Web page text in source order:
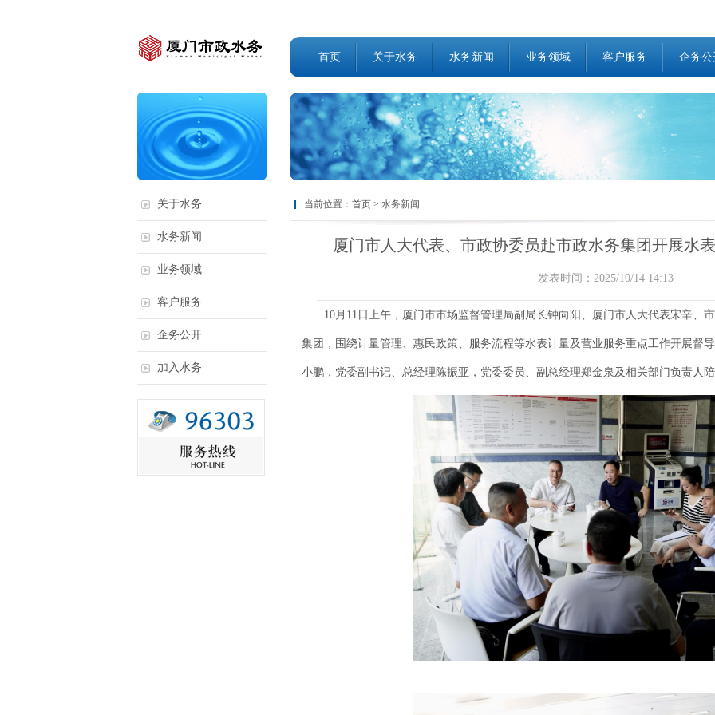
首页 关于水务 水务新闻 业务领域 客户服务 企务公
关于水务
水务新闻
业务领域
客户服务
企务公开
加入水务
当前位置： 首页 > 水务新闻
厦门市人大代表、市政协委员赴市政水务集团开展水
发表时间：2025/10/14 14:13
10月11日上午，厦门市市场监督管理局副局长钟向阳、厦门市人大代表宋辛、
集团，围绕计量管理、惠民政策、服务流程等水表计量及营业服务重点工作开展督
小鹏，党委副书记、总经理陈振亚，党委委员、副总经理郑金泉及相关部门负责人